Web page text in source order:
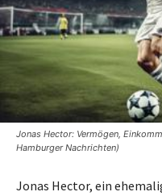
Jonas Hector: Vermögen,
Hamburger Nachrichten)
Jonas Hector, ein